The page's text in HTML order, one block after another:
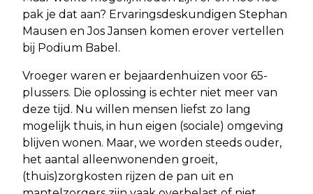
pak je dat aan? Ervaringsdeskundigen Stephan
Mausen en Jos Jansen komen erover vertellen
bij Podium Babel.
Vroeger waren er bejaardenhuizen voor 65-
plussers. Die oplossing is echter niet meer van
deze tijd. Nu willen mensen liefst zo lang
mogelijk thuis, in hun eigen (sociale) omgeving
blijven wonen. Maar, we worden steeds ouder,
het aantal alleenwonenden groeit,
(thuis)zorgkosten rijzen de pan uit en